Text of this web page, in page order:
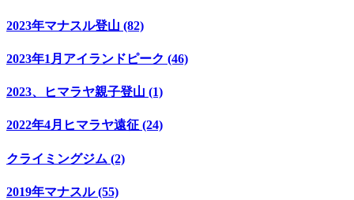
2023年マナスル登山 (82)
2023年1月アイランドピーク (46)
2023、ヒマラヤ親子登山 (1)
2022年4月ヒマラヤ遠征 (24)
クライミングジム (2)
2019年マナスル (55)